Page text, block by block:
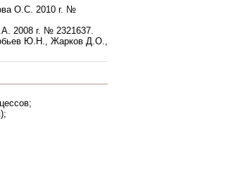
О.С. 2010 г. №
2008 г. № 2321637.
Ю.Н., Жарков Д.О.,